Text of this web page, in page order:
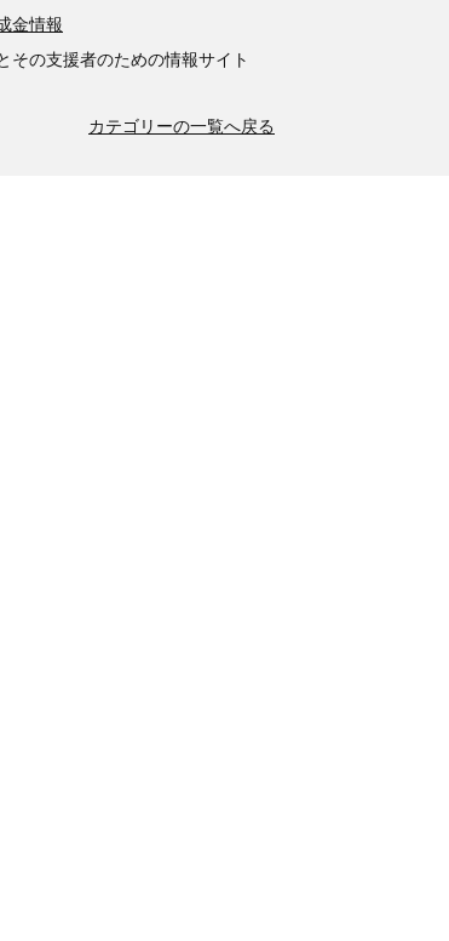
金情報
その支援者のための情報サイト
カテゴリーの一覧へ戻る